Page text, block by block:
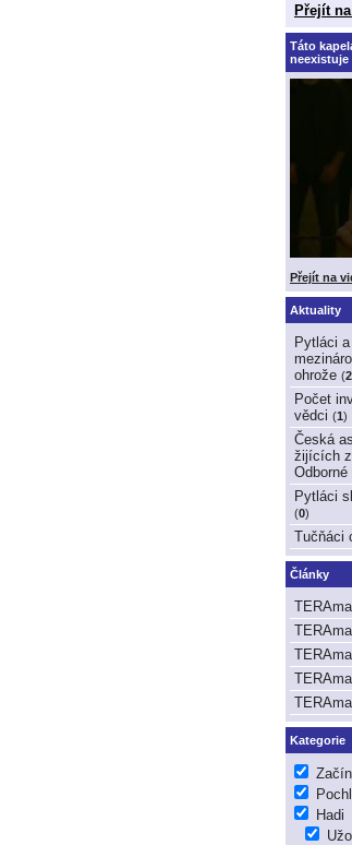
Přejít
Táto
neexistuje
Přejít na
Aktuality
Pytláci
ohrože (2
Počet
vědci (1)
Česká
žijících
Odborné
Pytláci
(0)
Tučňáci
Články
Kategorie
Hadi